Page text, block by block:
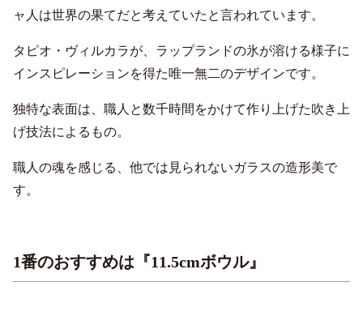
ャ人は世界の果てだと考えていたと言われています。
タピオ・ヴィルカラが、ラップランドの氷が溶ける様子に
インスピレーションを得た唯一無二のデザインです。
独特な表面は、職人と数千時間をかけて作り上げた吹き上
げ技法によるもの。
職人の魂を感じる、他では見られないガラスの造形美で
す。
1番のおすすめは『11.5cmボウル』